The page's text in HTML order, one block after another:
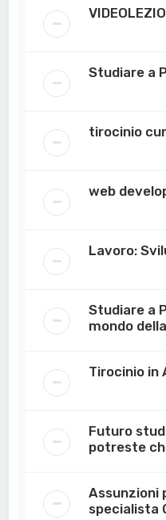
Studiare a
tirocinio
web
Lavoro:
Studiare a
mondo
Tirocinio in
Futuro
potreste
Assunzioni
specialista